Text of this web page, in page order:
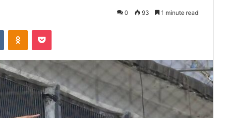
0 93 1 minute read
VKontakteOdnoklassniki
Pocket